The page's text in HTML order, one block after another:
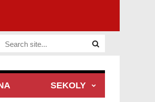
Website Site
SEKOLY